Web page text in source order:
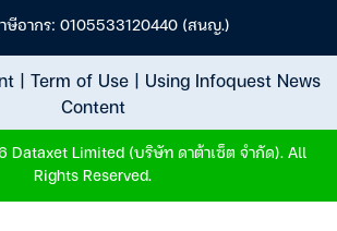
ษีอากร: 0105533120440 (สนญ.)
| Term of Use| Using Infoquest News
Content
Dataxet Limited (บริษัท ดาต้าเซ็ต จำกัด). All
Rights Reserved.